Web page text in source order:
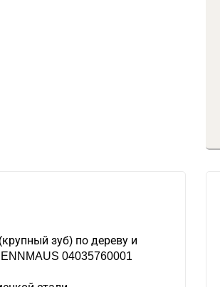
зуб) по дереву и
04035760001